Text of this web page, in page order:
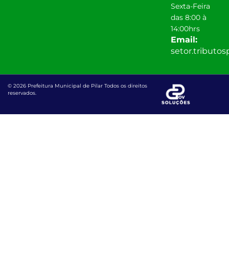
Sexta-Feira
das 8:00 à
14:00hrs
Email:
© 2026 Prefeitura Municipal de Pilar Todos os direitos
reservados.